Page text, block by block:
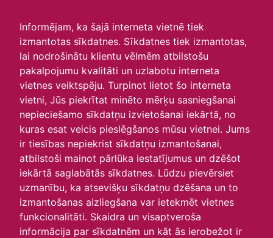
Informējam, ka šajā interneta vietnē tiek
izmantotas sīkdatnes. Sīkdatnes tiek izmantotas,
lai nodrošinātu klientu vēlmēm atbilstošu
pakalpojumu kvalitāti un uzlabotu interneta
vietnes veiktspēju. Turpinot lietot šo interneta
vietni, Jūs piekrītat minēto mērķu sasniegšanai
nepieciešamo sīkdatņu izvietošanai iekārtā, no
kuras esat veicis pieslēgšanos mūsu vietnei. Jums
ir tiesības nepiekrist sīkdatņu izmantošanai,
atbilstoši mainot pārlūka iestatījumus un dzēšot
iekārtā saglabātās sīkdatnes. Lūdzu pievērsiet
uzmanību, ka atsevišķu sīkdatņu dzēšana un to
izmantošanas aizliegšana var ietekmēt vietnes
funkcionalitāti. Skaidra un visaptveroša
informācija par sīkdatnēm un kāt ās ierobežot ir
Aktualitātes
Sporta diena
22.05.2026